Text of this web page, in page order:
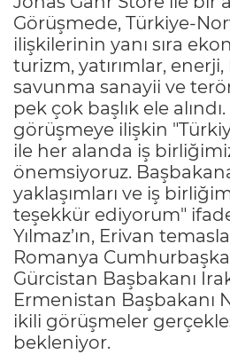
Görüşmede, Türkiye-
ilişkilerinin yanı sıra
turizm, yatırımlar,
savunma sanayii ve
pek çok başlık ele alındı.
görüşmeye ilişkin
ile her alanda iş
önemsiyoruz.
yaklaşımları ve iş
teşekkür ediyorum"
Yılmaz’ın, Erivan
Romanya
Gürcistan Başbakanı
Ermenistan Başbakanı
ikili görüşmeler
bekleniyor.